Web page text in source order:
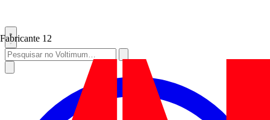
Fabricante 12